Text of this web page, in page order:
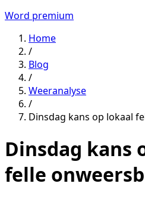
Word premium
Home
/
Blog
/
Weeranalyse
/
Dinsdag kans op lokaal
Dinsdag kans
felle